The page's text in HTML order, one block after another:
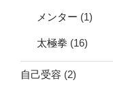
メンター (1)
太極拳 (16)
自己受容 (2)